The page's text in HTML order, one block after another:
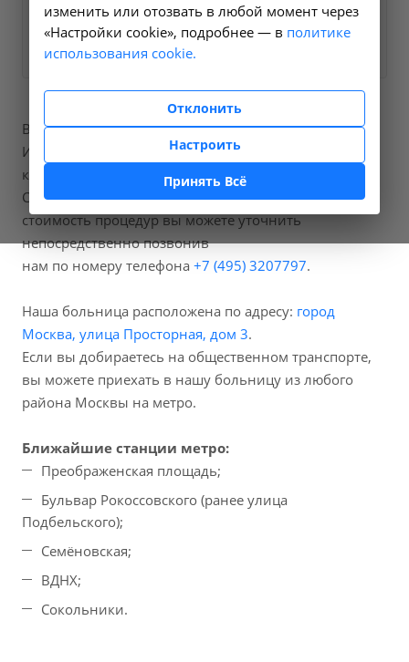
Заказать услугу
В нашей больнице вы можете пройти процедуры
Исследование уровня антимюллерова гормона в
крови, код по справочнику A09.05.225.
Стоимость составит от 1810 рублей, точную
стоимость процедур вы можете уточнить
непосредственно позвонив
нам по номеру телефона +7 (495) 3207797.
Наша больница расположена по адресу: город
Москва, улица Просторная, дом 3.
Если вы добираетесь на общественном транспорте,
вы можете приехать в нашу больницу из любого
района Москвы на метро.
Ближайшие станции метро:
Преображенская площадь;
Бульвар Рокоссовского (ранее улица
Подбельского);
Семёновская;
ВДНХ;
Сокольники.
изменить или отозвать в любой момент через
«Настройки cookie», подробнее — в политике
использования cookie.
Отклонить
Настроить
Принять Всё